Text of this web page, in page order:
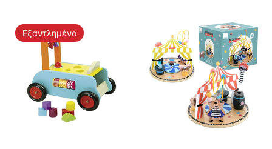
Εξαντλημένο